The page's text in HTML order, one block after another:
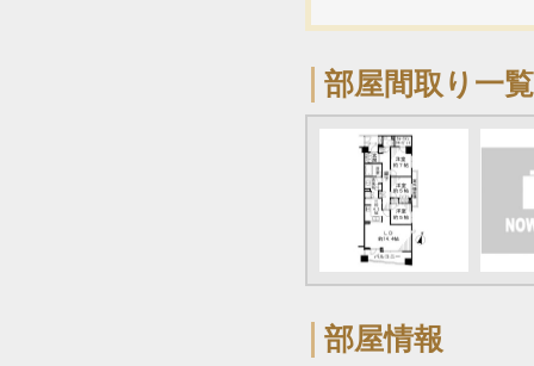
部屋間取り一覧
部屋情報